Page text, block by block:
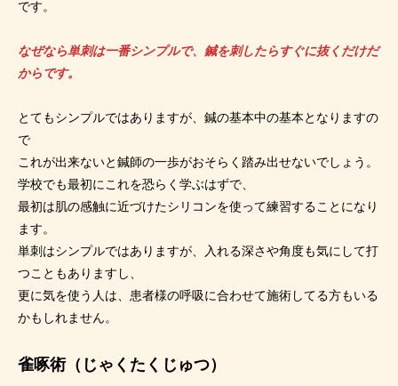
です。
なぜなら単刺は一番シンプルで、鍼を刺したらすぐに抜くだけだ
からです。
とてもシンプルではありますが、鍼の基本中の基本となりますの
で
これが出来ないと鍼師の一歩がおそらく踏み出せないでしょう。
学校でも最初にこれを恐らく学ぶはずで、
最初は肌の感触に近づけたシリコンを使って練習することになり
ます。
単刺はシンプルではありますが、入れる深さや角度も気にして打
つこともありますし、
更に気を使う人は、患者様の呼吸に合わせて施術してる方もいる
かもしれません。
雀啄術（じゃくたくじゅつ）